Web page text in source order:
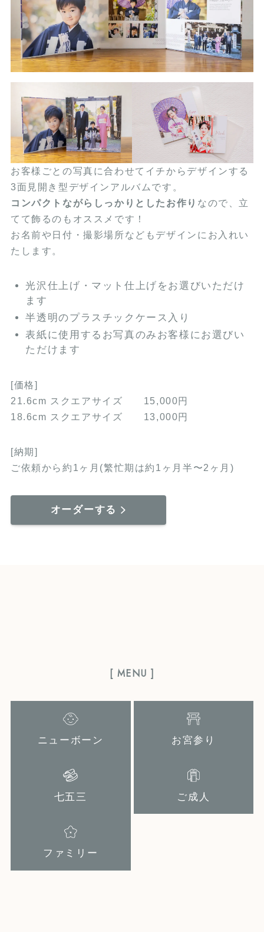
お客様ごとの写真に合わせてイチからデザインする
3面見開き型デザインアルバムです。
コンパクトながらしっかりとしたお作り なので、立
てて飾るのもオススメです！
お名前や日付・撮影場所などもデザインにお入れい
たします。
光沢仕上げ・マット仕上げをお選びいただけ
ます
半透明のプラスチックケース入り
表紙に使用するお写真のみお客様にお選びい
ただけます
[価格]
21.6cm スクエアサイズ 15,000円
18.6cm スクエアサイズ 13,000円
[納期]
ご依頼から約1ヶ月(繁忙期は約1ヶ月半〜2ヶ月)
オーダーする
[ MENU ]
ニューボーン お宮参り
七五三 ご成人
ファミリー